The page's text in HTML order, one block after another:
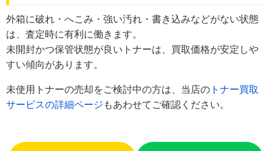
外箱に破れ・へこみ・強い汚れ・書き込みなどがない状態
は、査定時に有利に働きます。
未開封かつ保管状態が良いトナーは、買取価格が安定しや
すい傾向があります。
未使用トナーの売却をご検討中の方は、当店の トナー買取
サービスの詳細ページ もあわせてご確認ください。